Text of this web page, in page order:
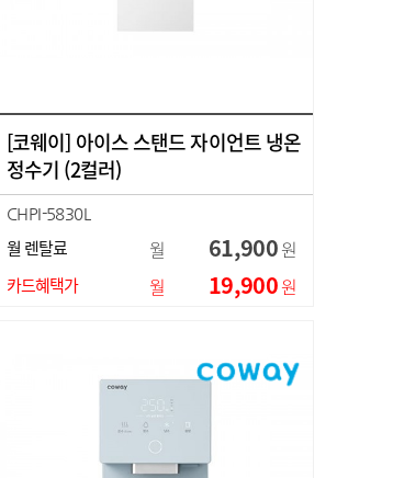
[코웨이] 아이스 스탠드 자이언트 냉온
정수기 (2컬러)
CHPI-5830L
월 렌탈료 월 61,900원
카드혜택가 월 19,900원